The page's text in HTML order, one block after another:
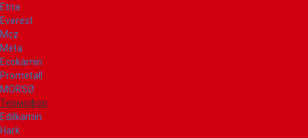
Etna
Everest
Mcz
Meta
Ecokamin
Prometall
MORSØ
Термофор
Edilkamin
Hark